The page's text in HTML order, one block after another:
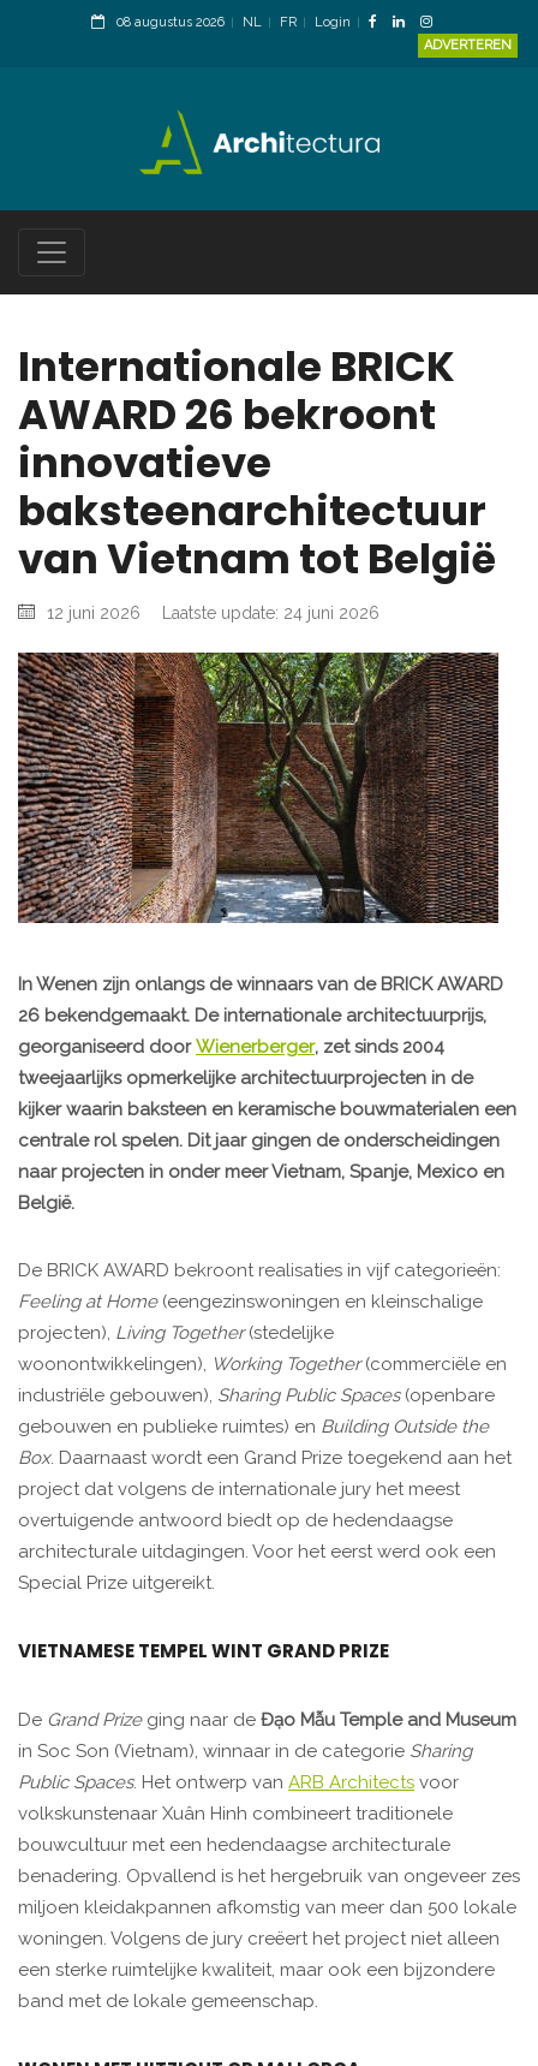
08 augustus 2026 NL FR
Login
ADVERTEREN
Internationale BRICK
AWARD 26 bekroont
innovatieve
baksteenarchitectuur
van Vietnam tot België
12 juni 2026 Laatste update: 24 juni 2026
In Wenen zijn onlangs de winnaars van de BRICK AWARD
26 bekendgemaakt. De internationale architectuurprijs,
georganiseerd doorWienerberger, zet sinds 2004
tweejaarlijks opmerkelijke architectuurprojecten in de
kijker waarin baksteen en keramische bouwmaterialen een
centrale rol spelen. Dit jaar gingen de onderscheidingen
naar projecten in onder meer Vietnam, Spanje, Mexico en
België.
De BRICK AWARD bekroont realisaties in vijf categorieën:
Feeling at Home(eengezinswoningen en kleinschalige
projecten), Living Together(stedelijke
woonontwikkelingen), Working Together(commerciële en
industriële gebouwen), Sharing Public Spaces(openbare
gebouwen en publieke ruimtes) en Building Outside the
Box. Daarnaast wordt een Grand Prize toegekend aan het
project dat volgens de internationale jury het meest
overtuigende antwoord biedt op de hedendaagse
architecturale uitdagingen. Voor het eerst werd ook een
Special Prize uitgereikt.
VIETNAMESE TEMPEL WINT GRAND PRIZE
De Grand Prizeging naar de Đạo Mẫu Temple and Museum
in Soc Son (Vietnam), winnaar in de categorie Sharing
Public Spaces. Het ontwerp van ARB Architects voor
volkskunstenaar Xuân Hinh combineert traditionele
bouwcultuur met een hedendaagse architecturale
benadering. Opvallend is het hergebruik van ongeveer zes
miljoen kleidakpannen afkomstig van meer dan 500 lokale
woningen. Volgens de jury creëert het project niet alleen
een sterke ruimtelijke kwaliteit, maar ook een bijzondere
band met de lokale gemeenschap.